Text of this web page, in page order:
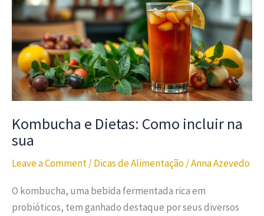
Kombucha e Dietas: Como incluir na
sua
Leave a Comment/Dicas de Alimentação/Anna Azevedo
O kombucha, uma bebida fermentada rica em
probióticos, tem ganhado destaque por seus diversos